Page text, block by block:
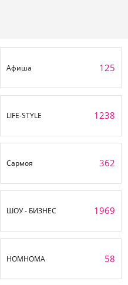
Афиша 125
LIFE-STYLE 1238
Сармоя 362
ШОУ - БИЗНЕС 1969
НОМНОМА 58